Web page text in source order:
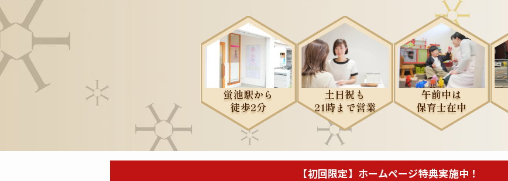
蛍池駅から
徒歩2分
土日祝も
21時まで営業
午前中は
保育士在中
【初回限定】ホームページ特典実施中！